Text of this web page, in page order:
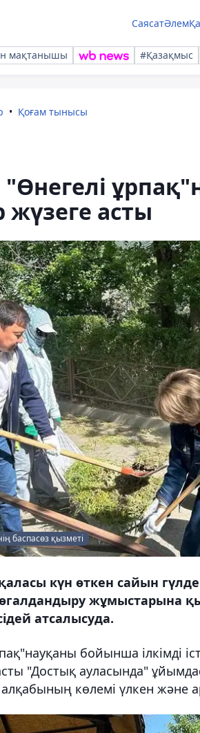
СаясатӘлем
мақтанышы #Қазақмыс
Қоғам тынысы
жүзеге асты
баспасөз қызметі
күн өткен сайын
жұмыстарына
атсалысуда.
бойынша ілкімді
"Достық ауласында"
алқабының көлемі үлкен және